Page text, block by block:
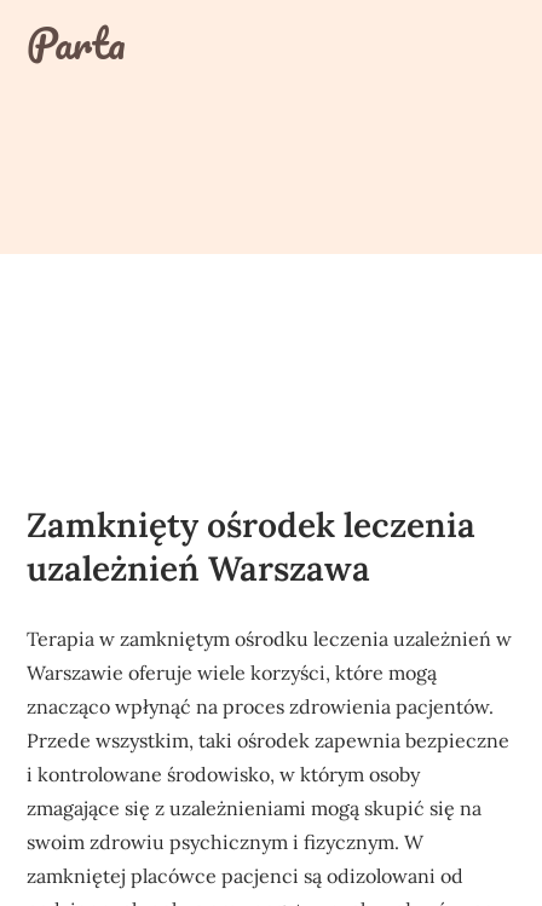
contentParta
Zamknięty ośrodek leczenia
uzależnień Warszawa
Terapia w zamkniętym ośrodku leczenia uzależnień w
Warszawie oferuje wiele korzyści, które mogą
znacząco wpłynąć na proces zdrowienia pacjentów.
Przede wszystkim, taki ośrodek zapewnia bezpieczne
i kontrolowane środowisko, w którym osoby
zmagające się z uzależnieniami mogą skupić się na
swoim zdrowiu psychicznym i fizycznym. W
zamkniętej placówce pacjenci są odizolowani od